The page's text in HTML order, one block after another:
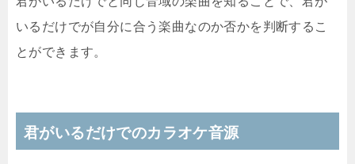
いるだけでが自分に合う楽曲なのか否かを判断するこ
とができます。
君がいるだけでのカラオケ音源